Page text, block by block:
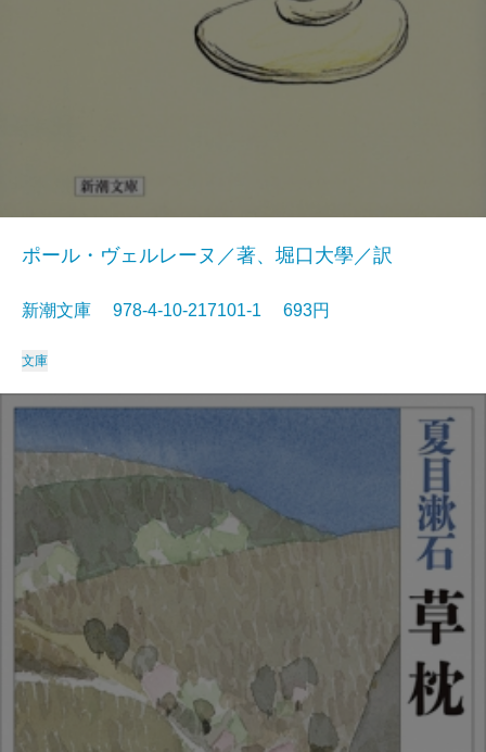
ポール・ヴェルレーヌ／著、堀口大學／訳
新潮文庫 978-4-10-217101-1 693円
文庫